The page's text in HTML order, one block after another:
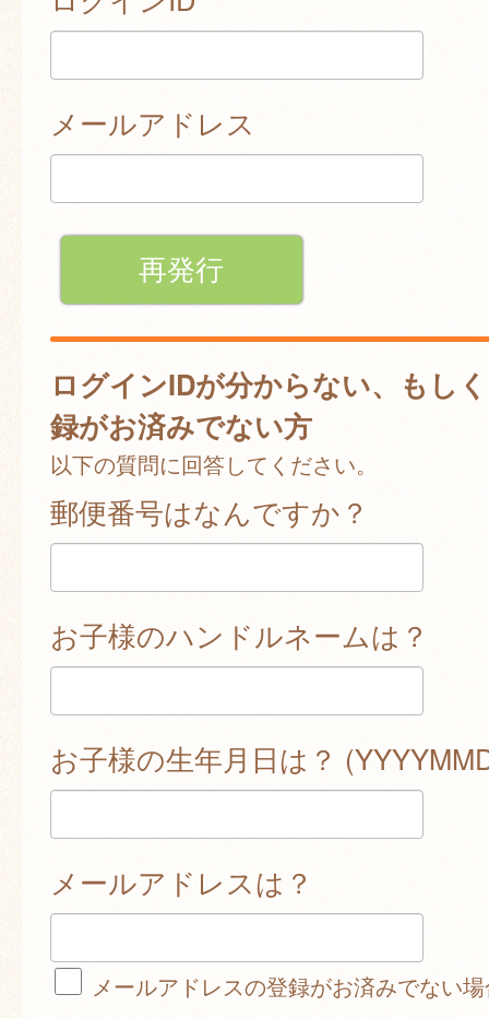
メールアドレス
ログインIDが分からない、もし
録がお済みでない方
以下の質問に回答してください。
郵便番号はなんですか？
お子様のハンドルネームは？
お子様の生年月日は？
メールアドレスは？
メールアドレスの登録がお済みでない